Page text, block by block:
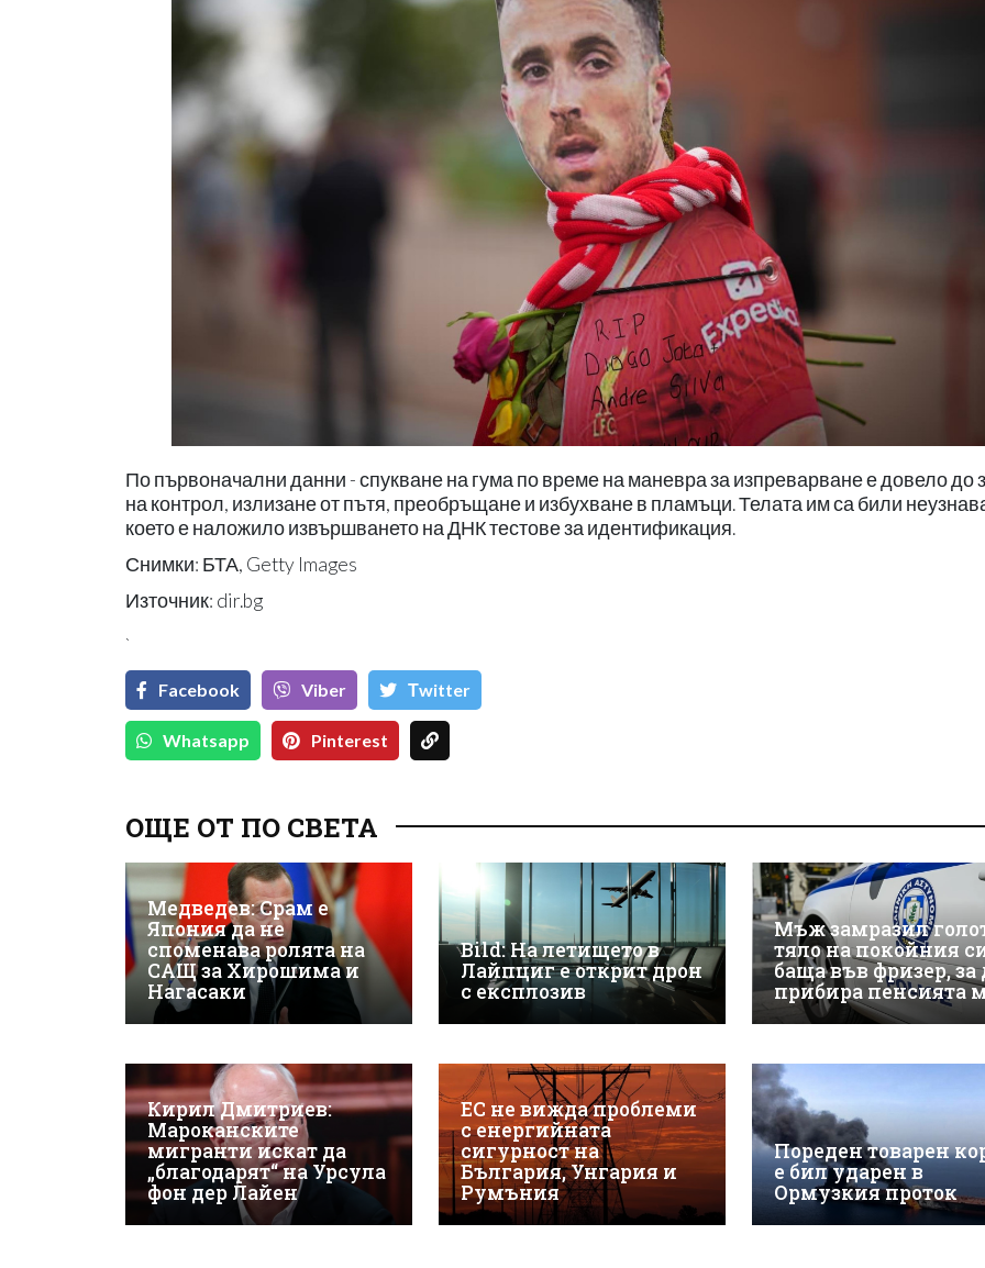
По първоначални данни - спукване на гума по време на маневра за изпреварване е довело до
на контрол, излизане от пътя, преобръщане и избухване в пламъци. Телата им са били
което е наложило извършването на ДНК тестове за идентификация.
Снимки: БТА, Getty Images
Източник: dir.bg
`
Facebook Viber Тwitter
Whatsapp Pinterest
ОЩЕ ОТ ПО СВЕТА
Медведев: Срам е
Япония да не
споменава ролята на
САЩ за Хирошима и
Нагасаки
Bild: На летището в
Лайпциг е открит дрон
с експлозив
Мъж замразил
тяло на покойния
баща във фризер, за
прибира пенсията
Кирил Дмитриев:
Мароканските
мигранти искат да
„благодарят“ на Урсула
фон дер Лайен
ЕС не вижда проблеми
с енергийната
сигурност на
България, Унгария и
Румъния
Пореден товарен
е бил ударен в
Ормузкия проток